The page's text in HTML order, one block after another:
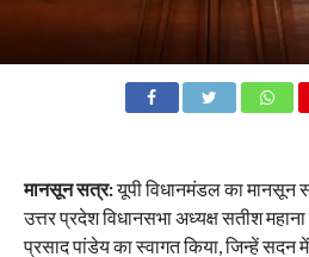
मानसून सत्र:यूपी विधानमंडल का मानसून
उत्तर प्रदेश विधानसभा अध्यक्ष सतीश महाना
प्रसाद पांडेय का स्वागत किया, जिन्हें सदन